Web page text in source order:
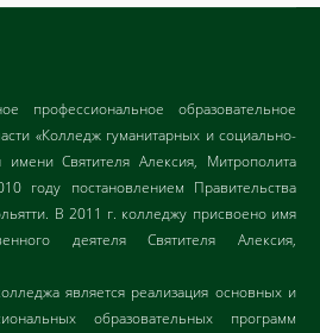
профессиональное образовательное
«Колледж гуманитарных и социально-
имени Святителя Алексия, Митрополита
году постановлением Правительства
В 2011 г. колледжу присвоено имя
деятеля Святителя Алексия,
является реализация основных и
образовательных программ